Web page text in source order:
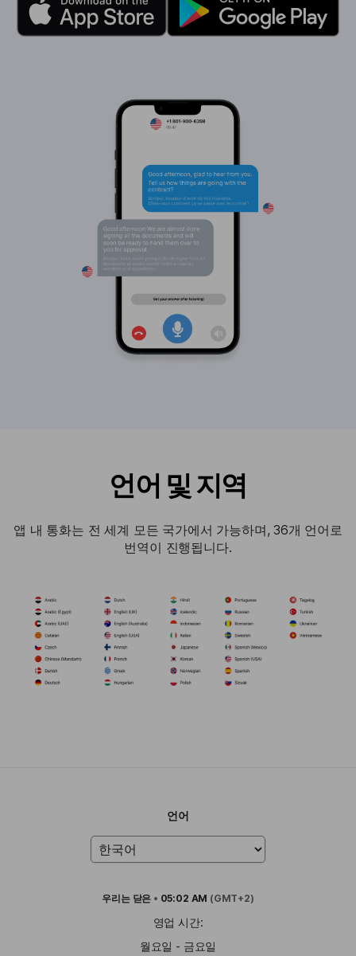
언어 및 지역
앱 내 통화는 전 세계 모든 국가에서 가능하며, 36개 언어로
번역이 진행됩니다.
언어
우리는 닫은 • 05:02 AM (GMT+2)
영업 시간:
월요일 - 금요일